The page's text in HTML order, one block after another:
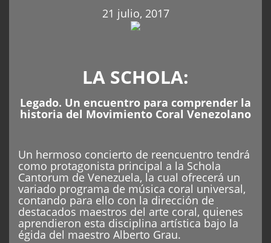
21 julio, 2017
LA SCHOLA:
Legado. Un encuentro para comprender la
historia del Movimiento Coral Venezolano
Un hermoso concierto de reencuentro tendrá
como protagonista principal a la Schola
Cantorum de Venezuela, la cual ofrecerá un
variado programa de música coral universal,
contando para ello con la dirección de
destacados maestros del arte coral, quienes
aprendieron esta disciplina artística bajo la
égida del maestro Alberto Grau.